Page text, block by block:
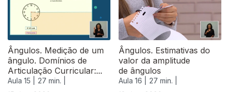
Ângulos. Medição de um
ângulo. Domínios de
Articulação Curricular:...
Aula 15 |
27 min. |
Ângulos. Estimativas do
valor da amplitude
de ângulos
Aula 16 |
27 min. |